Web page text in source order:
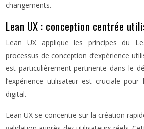
changements.
Lean UX : conception centrée
Lean UX applique les principes du
processus de conception d’expérience
est particulièrement pertinente dans le
l’expérience utilisateur est cruciale pour
digital.
Lean UX se concentre sur la création